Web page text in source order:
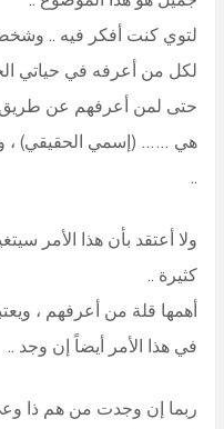
لتوي كنت أفكر فيه ..
لكل من أعرفه في حياتي
حتى لمن أعرفهم عن طريق
هي …… (إسمي الحقيقي) ،
..
ولا أعتقد بأن هذا الأمر
كثيرة ..
أهمها قلة من أعرفهم ،
في هذا الأمر أيضاً إن وجد ..
ربما إن وجدت من هم ذا